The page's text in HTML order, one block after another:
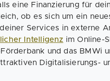
eine Finanzierung für
ob es sich um ein
Services in externe
Intelligenz im Online-
und das BMWi
Digitalisierungs-